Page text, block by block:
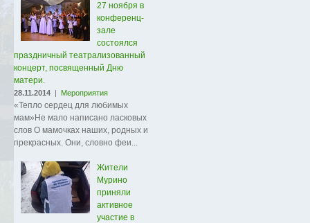
27 ноября в
конференц-
зале
состоялся
праздничный театрализованный
концерт, посвященный Дню
матери.
28.11.2014 | Мероприятия
«Тепло сердец для любимых
мам»Не мало написано ласковых
слов О мамочках наших, родных и
прекрасных. Они, словно феи...
Жители
Мурино
приняли
активное
участие в